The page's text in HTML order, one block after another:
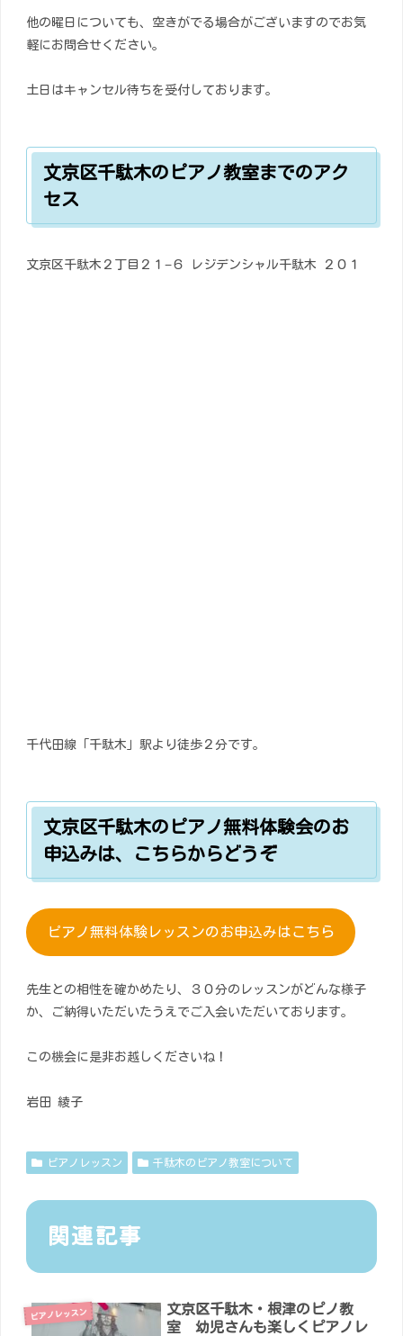
他の曜日についても、空きがでる場合がございますのでお気
軽にお問合せください。
土日はキャンセル待ちを受付しております。
文京区千駄木のピアノ教室までのアク
セス
文京区千駄木２丁目２１−６ レジデンシャル千駄木 ２０１
千代田線「千駄木」駅より徒歩２分です。
文京区千駄木のピアノ無料体験会のお
申込みは、こちらからどうぞ
ピアノ無料体験レッスンのお申込みはこちら
先生との相性を確かめたり、３０分のレッスンがどんな様子
か、ご納得いただいたうえでご入会いただいております。
この機会に是非お越しくださいね！
岩田 綾子
ピアノレッスン 千駄木のピアノ教室について
関連記事
ピアノレッスン
文京区千駄木・根津のピノ教
室 幼児さんも楽しくピアノレ